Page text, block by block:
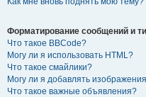
Форматирование сообщений и
Что такое BBCode?
Могу ли я использовать HTML?
Что такое смайлики?
Могу ли я добавлять
Что такое важные объявления?